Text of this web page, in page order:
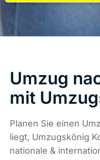
Umzug
mit
Planen Sie einen
liegt, Umzugskönig
nationale &